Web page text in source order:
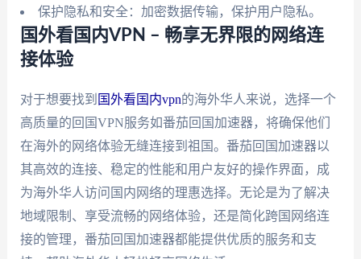
保护隐私和安全：加密数据传输，保护用户隐私。
国外看国内VPN – 畅享无界限的网络连
接体验
对于想要找到 国外看国内vpn的海外华人来说，选择一个
高质量的回国VPN服务如番茄回国加速器，将确保他们
在海外的网络体验无缝连接到祖国。番茄回国加速器以
其高效的连接、稳定的性能和用户友好的操作界面，成
为海外华人访问国内网络的理惠选择。无论是为了解决
地域限制、享受流畅的网络体验，还是简化跨国网络连
接的管理，番茄回国加速器都能提供优质的服务和支